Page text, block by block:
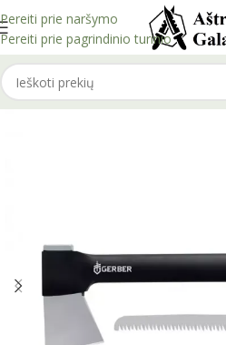
Pereiti prie naršymo
Pereiti prie pagrindinio turinio